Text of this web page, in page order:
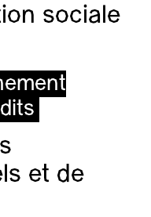
sociale
et de